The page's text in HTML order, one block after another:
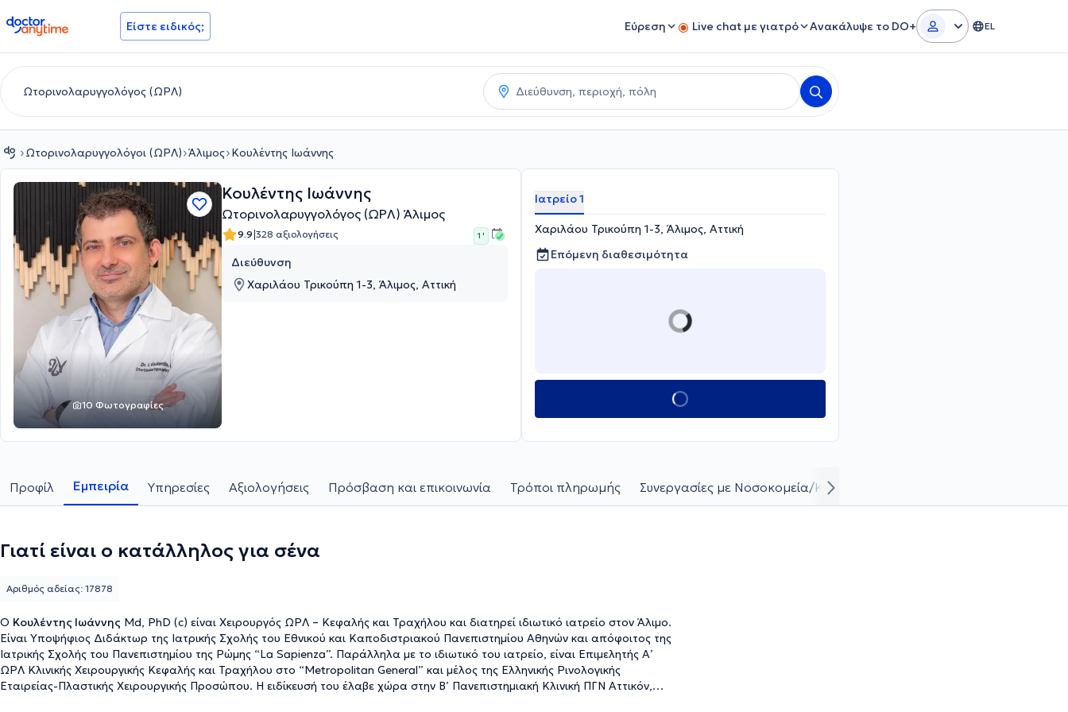
doctoranytime Είστε ειδικός; Εύρεση Live chat με γιατρό Ανακάλυψε το DO+ EL
Ωτορινολαρυγγολόγοι (ΩΡΛ) Άλιμος Κουλέντης Ιωάννης
10 Φωτογραφίες
Κουλέντης Ιωάννης
Ωτορινολαρυγγολόγος (ΩΡΛ) Άλιμος
9.9|328 αξιολογήσεις 1 '
Διεύθυνση
Χαριλάου Τρικούπη 1-3, Άλιμος, Αττική
Ιατρείο 1
Χαριλάου Τρικούπη 1-3, Άλιμος, Αττική
Επόμενη διαθεσιμότητα
Προφίλ Εμπειρία Υπηρεσίες Αξιολογήσεις Πρόσβαση και επικοινωνία Τρόποι πληρωμής Συνεργασίες με Νοσοκομεία/Κλινικές
Γιατί είναι ο κατάλληλος για σένα
O Κουλέντης Ιωάννης Md, PhD (c) είναι Χειρουργός ΩΡΛ – Κεφαλής και Τραχήλου και διατηρεί ιδιωτικό ιατρείο στον Άλιμο.
Είναι Υποψήφιος Διδάκτωρ της Ιατρικής Σχολής του Εθνικού και Καποδιστριακού Πανεπιστημίου Αθηνών και απόφοιτος της
Ιατρικής Σχολής του Πανεπιστημίου της Ρώμης “La Sapienza”. Παράλληλα με το ιδιωτικό του ιατρείο, είναι Επιμελητής Α’
ΩΡΛ Κλινικής Χειρουργικής Κεφαλής και Τραχήλου στο “Metropolitan General” και μέλος της Ελληνικής Ρινολογικής
Εταιρείας-Πλαστικής Χειρουργικής Προσώπου. Η ειδίκευσή του έλαβε χώρα στην Β’ Πανεπιστημιακή Κλινική ΠΓΝ Αττικόν,
Αριθμός αδείας: 17878